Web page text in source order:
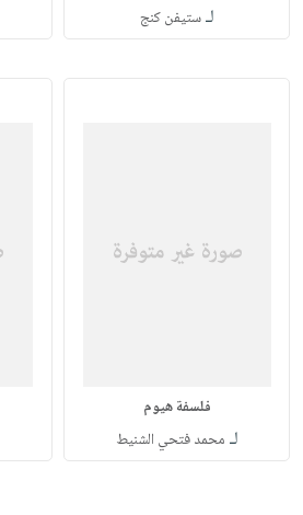
لـستيفن كنج
فلسفة هيوم
لـ محمد فتحي الشنيط